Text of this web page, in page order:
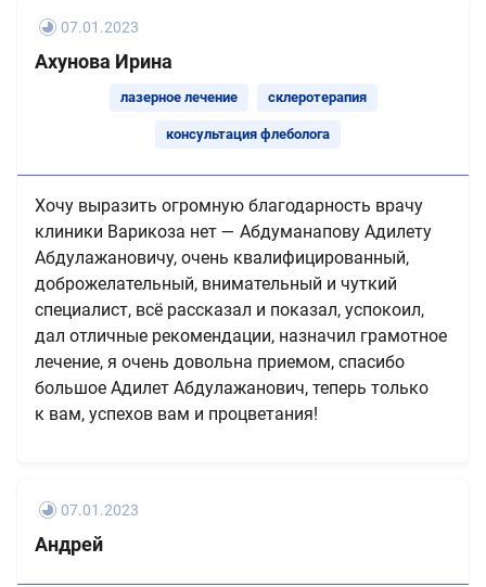
07.01.2023
Ахунова Ирина
лазерное лечение склеротерапия
консультация флеболога
Хочу выразить огромную благодарность врачу
клиники Варикоза нет — Абдуманапову Адилету
Абдулажановичу, очень квалифицированный,
доброжелательный, внимательный и чуткий
специалист, всё рассказал и показал, успокоил,
дал отличные рекомендации, назначил грамотное
лечение, я очень довольна приемом, спасибо
большое Адилет Абдулажанович, теперь только
к вам, успехов вам и процветания!
07.01.2023
Андрей